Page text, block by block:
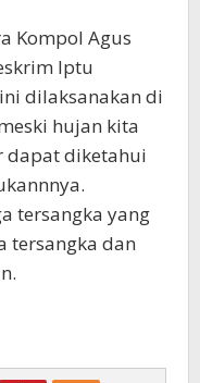
Kompol Agus
Iptu
dilaksanakan di
hujan kita
dapat diketahui
tersangka yang
tersangka dan